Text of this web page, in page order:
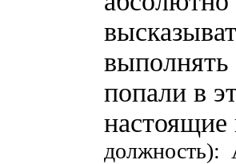
попали в
должность):